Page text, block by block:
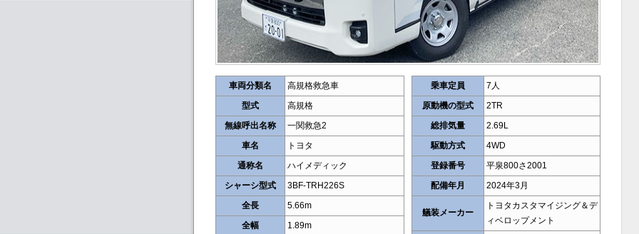
車両分類名
高規格救急車
型式
高規格
無線呼出名称
一関救急2
車名
トヨタ
通称名
ハイメディック
シャーシ型式
3BF-TRH226S
全長
5.66m
全幅
1.89m
乗車定員
7人
原動機の型式
2TR
総排気量
2.69L
駆動方式
4WD
登録番号
平泉800さ2001
配備年月
2024年3月
艤装メーカー
トヨタカスタマイジング＆デ
ィベロップメント